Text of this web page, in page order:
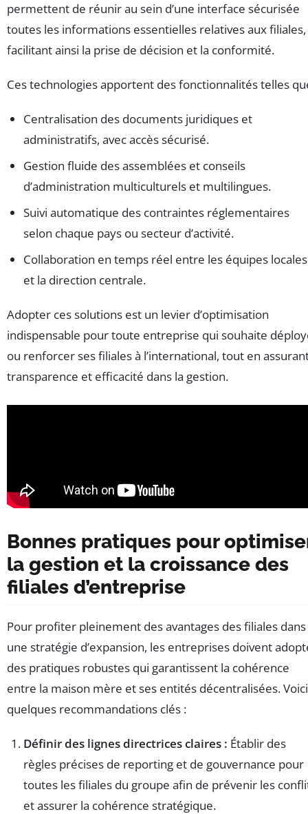
permettent de réunir au sein d’une interface sécurisée
toutes les informations essentielles relatives aux filiales,
facilitant ainsi la prise de décision et la conformité.
Ces technologies apportent des fonctionnalités telles
Centralisation des documents juridiques et
administratifs, avec accès sécurisé.
Gestion fluide des assemblées et conseils
d’administration multiculturels et multilingues.
Suivi automatique des contraintes réglementaires
selon chaque pays ou secteur d’activité.
Collaboration en temps réel entre les équipes locales
et la direction centrale.
Adopter ces solutions est un levier d’optimisation
indispensable pour toute entreprise qui souhaite
ou renforcer ses filiales à l’international, tout en
transparence et efficacité dans la gestion.
Bonnes pratiques pour
la gestion et la croissance des
filiales d’entreprise
Pour profiter pleinement des avantages des filiales dans
une stratégie d’expansion, les entreprises doivent
des pratiques robustes qui garantissent la cohérence
entre la maison mère et ses entités décentralisées. Voici
quelques recommandations clés :
Définir des lignes directrices claires : Établir des
règles précises de reporting et de gouvernance pour
toutes les filiales du groupe afin de prévenir les
et assurer la cohérence stratégique.